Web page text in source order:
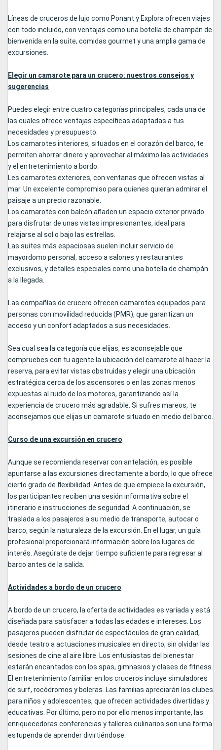
Líneas de cruceros de lujo como Ponant y Explora ofrecen viajes
con todo incluido, con ventajas como una botella de champán de
bienvenida en la suite, comidas gourmet y una amplia gama de
excursiones.
Elegir un camarote para un crucero: nuestros consejos y
sugerencias
Puedes elegir entre cuatro categorías principales, cada una de
las cuales ofrece ventajas específicas adaptadas a tus
necesidades y presupuesto.
Los camarotes interiores, situados en el corazón del barco, te
permiten ahorrar dinero y aprovechar al máximo las actividades
y el entretenimiento a bordo.
Les camarotes exteriores, con ventanas que ofrecen vistas al
mar. Un excelente compromiso para quienes quieran admirar el
paisaje a un precio razonable.
Los camarotes con balcón añaden un espacio exterior privado
para disfrutar de unas vistas impresionantes, ideal para
relajarse al sol o bajo las estrellas.
Las suites más espaciosas suelen incluir servicio de
mayordomo personal, acceso a salones y restaurantes
exclusivos, y detalles especiales como una botella de champán
a la llegada.
Las compañías de crucero ofrecen camarotes equipados para
personas con movilidad reducida (PMR), que garantizan un
acceso y un confort adaptados a sus necesidades.
Sea cual sea la categoría que elijas, es aconsejable que
compruebes con tu agente la ubicación del camarote al hacer la
reserva, para evitar vistas obstruidas y elegir una ubicación
estratégica cerca de los ascensores o en las zonas menos
expuestas al ruido de los motores, garantizando así la
experiencia de crucero más agradable. Si sufres mareos, te
aconsejamos que elijas un camarote situado en medio del barco.
Curso de una excursión en crucero
Aunque se recomienda reservar con antelación, es posible
apuntarse a las excursiones directamente a bordo, lo que ofrece
cierto grado de flexibilidad. Antes de que empiece la excursión,
los participantes reciben una sesión informativa sobre el
itinerario e instrucciones de seguridad. A continuación, se
traslada a los pasajeros a su medio de transporte, autocar o
barco, según la naturaleza de la excursión. En el lugar, un guía
profesional proporcionará información sobre los lugares de
interés. Asegúrate de dejar tiempo suficiente para regresar al
barco antes de la salida.
Actividades a bordo de un crucero
A bordo de un crucero, la oferta de actividades es variada y está
diseñada para satisfacer a todas las edades e intereses. Los
pasajeros pueden disfrutar de espectáculos de gran calidad,
desde teatro a actuaciones musicales en directo, sin olvidar las
sesiones de cine al aire libre. Los entusiastas del bienestar
estarán encantados con los spas, gimnasios y clases de fitness.
El entretenimiento familiar en los cruceros incluye simuladores
de surf, rocódromos y boleras. Las familias apreciarán los clubes
para niños y adolescentes, que ofrecen actividades divertidas y
educativas. Por último, pero no por ello menos importante, las
enriquecedoras conferencias y talleres culinarios son una forma
estupenda de aprender divirtiéndose.